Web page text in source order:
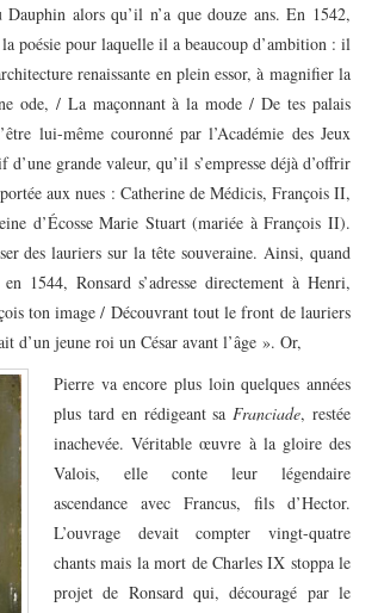
alors qu’il n’a que douze ans. En 1542,
poésie pour laquelle il a beaucoup d’ambition : il
renaissante en plein essor, à magnifier la
ode, / La maçonnant à la mode / De tes palais
lui-même couronné par l’Académie des Jeux
grande valeur, qu’il s’empresse déjà d’offrir
aux nues : Catherine de Médicis, François II,
d’Écosse Marie Stuart (mariée à François II).
des lauriers sur la tête souveraine. Ainsi, quand
1544, Ronsard s’adresse directement à Henri,
ton image / Découvrant tout le front de lauriers
d’un jeune roi un César avant l’âge ». Or,
Pierre va encore plus loin quelques années
plus tard en rédigeant sa Franciade, restée
inachevée. Véritable œuvre à la gloire des
Valois, elle conte leur légendaire
ascendance avec Francus, fils d’Hector.
L’ouvrage devait compter vingt-quatre
chants mais la mort de Charles IX stoppa le
projet de Ronsard qui, découragé par le